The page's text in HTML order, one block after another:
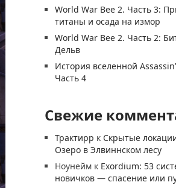
World War Bee 2. Часть 3:
титаны и осада на измор
World War Bee 2. Часть 2:
Дельв
История вселенной
Часть 4
Свежие
Трактирр к Скрытые
Озеро в Элвиннском лесу
Ноунеймк Exordium: 53
новичков — спасение или